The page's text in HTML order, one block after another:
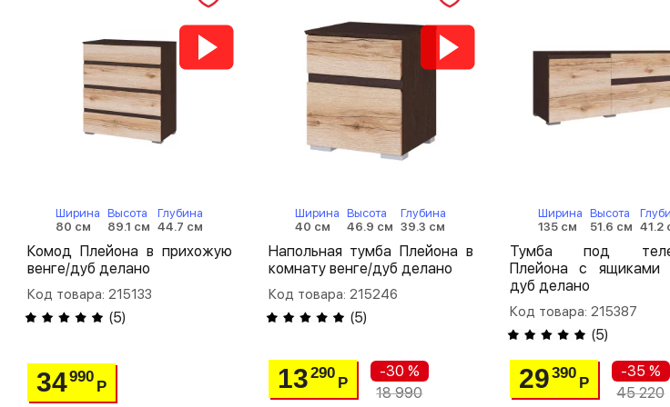
Ширина
80 см
Высота
89.1 см
Глубина
44.7 см
Комод Плейона в прихожую
венге/дуб делано
Код товара: 215133
(5)
34990
Р
Ширина
40 см
Высота
46.9 см
Глубина
39.3 см
Напольная тумба Плейона в
комнату венге/дуб делано
Код товара: 215246
(5)
13290
Р
-30 %
18 990
Ширина
135 см
Высота
51.6 см 41.2
Тумба под
Плейона с ящиками
дуб делано
Код товара: 215387
(5)
29390
Р
-35 %
45 220